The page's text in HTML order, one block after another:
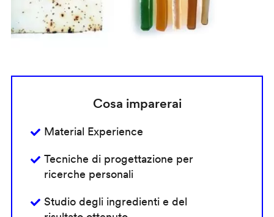
Cosa imparerai
Material Experience
Tecniche di progettazione per
ricerche personali
Studio degli ingredienti e del